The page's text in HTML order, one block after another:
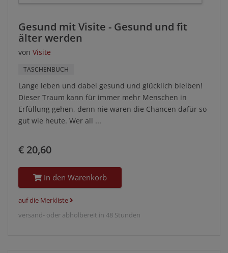
Gesund mit Visite - Gesund und fit
älter werden
von Visite
TASCHENBUCH
Lange leben und dabei gesund und glücklich bleiben!
Dieser Traum kann für immer mehr Menschen in
Erfüllung gehen, denn nie waren die Chancen dafür so
gut wie heute. Wer all ...
€ 20,60
In den Warenkorb
auf die Merkliste
versand- oder abholbereit in 48 Stunden